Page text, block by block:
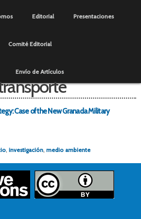
contenidoEditorial Presentaciones
Comité Editorial
Envío de Artículos
Case of the New Granada Military
, investigación, medio ambiente